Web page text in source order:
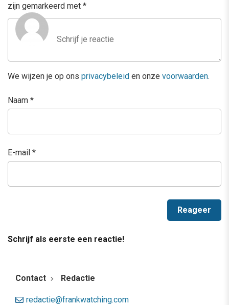
zijn gemarkeerd met *
We wijzen je op ons privacybeleid en onze voorwaarden.
Naam *
E-mail *
Schrijf als eerste een reactie!
Contact Redactie
redactie@frankwatching.com